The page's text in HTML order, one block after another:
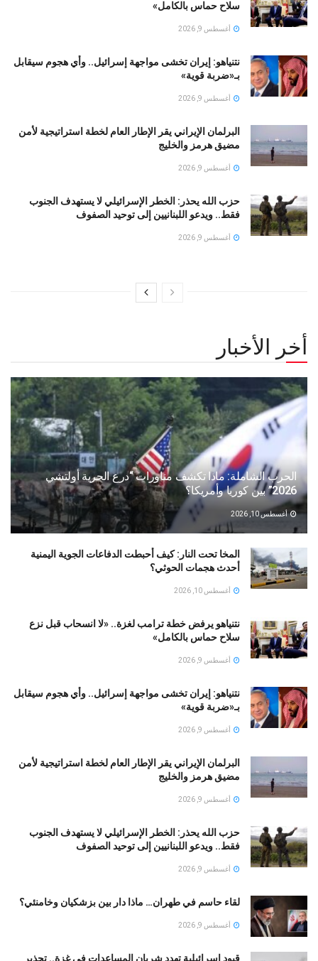
سلاح حماس بالكامل»
أغسطس 9, 2026
نتنياهو: إيران تخشى مواجهة إسرائيل.. وأي هجوم سيقابل
بـ«ضربة قوية»
أغسطس 9, 2026
البرلمان الإيراني يقر الإطار العام لخطة استراتيجية لأمن
مضيق هرمز والخليج
أغسطس 9, 2026
حزب الله يحذر: الخطر الإسرائيلي لا يستهدف الجنوب
فقط.. ويدعو اللبنانيين إلى توحيد الصفوف
أغسطس 9, 2026
أخر الأخبار
الحرب الشاملة: ماذا تكشف مناورات “درع الحرية أولتشي
2026” بين كوريا وأمريكا؟
أغسطس 10, 2026
المخا تحت النار: كيف أحبطت الدفاعات الجوية اليمنية
أحدث هجمات الحوثي؟
أغسطس 10, 2026
نتنياهو يرفض خطة ترامب لغزة.. «لا انسحاب قبل نزع
سلاح حماس بالكامل»
أغسطس 9, 2026
نتنياهو: إيران تخشى مواجهة إسرائيل.. وأي هجوم سيقابل
بـ«ضربة قوية»
أغسطس 9, 2026
البرلمان الإيراني يقر الإطار العام لخطة استراتيجية لأمن
مضيق هرمز والخليج
أغسطس 9, 2026
حزب الله يحذر: الخطر الإسرائيلي لا يستهدف الجنوب
فقط.. ويدعو اللبنانيين إلى توحيد الصفوف
أغسطس 9, 2026
لقاء حاسم في طهران… ماذا دار بين بزشكيان وخامنئي؟
أغسطس 9, 2026
قيود إسرائيلية تهدد شريان المساعدات في غزة.. تحذير